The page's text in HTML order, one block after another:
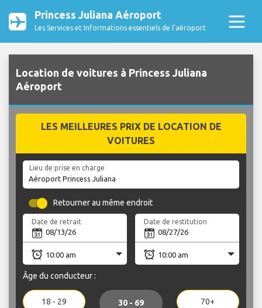
Princess Juliana Aéroport
Les Services et Informations essentiels de l’aéroport
Location de voitures à Princess Juliana
Aéroport
LES MEILLEURES PRIX DE LOCATION DE
VOITURES
Lieu de prise en charge
Retourner au même endroit
Date de retrait Date de restitution
Âge du conducteur :
18 - 29 30 - 69 70+